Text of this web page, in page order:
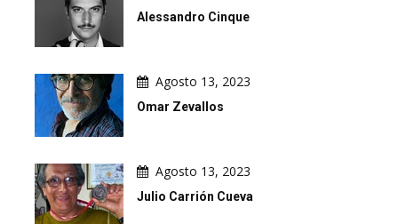
Alessandro Cinque
Agosto 13, 2023
Omar Zevallos
Agosto 13, 2023
Julio Carrión Cueva